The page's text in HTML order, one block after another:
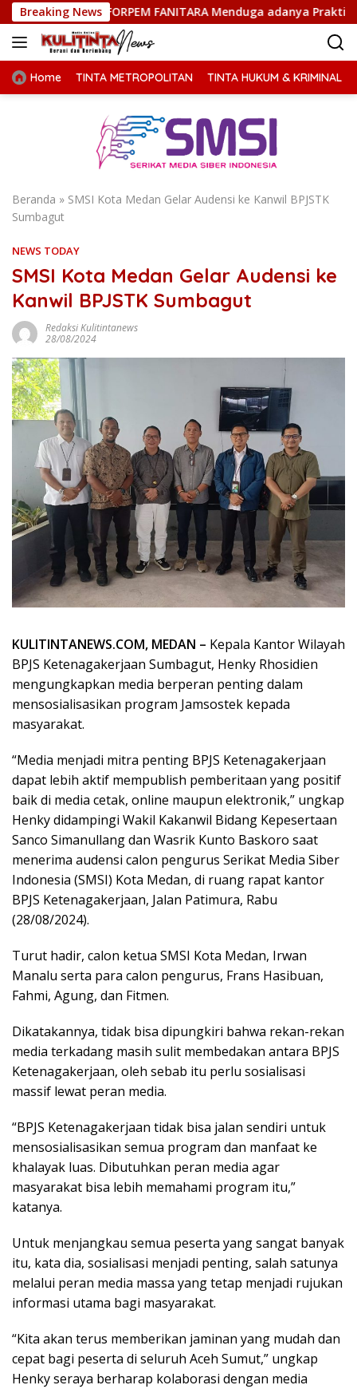
Langsung
ke
konten
Breaking News
FANITARA Menduga adanya Praktik Nepotisme
Home TINTA METROPOLITAN TINTA HUKUM & KRIMINAL
Beranda » SMSI Kota Medan Gelar Audensi ke Kanwil BPJSTK
Sumbagut
NEWS TODAY
SMSI Kota Medan Gelar Audensi ke
Kanwil BPJSTK Sumbagut
Redaksi Kulitintanews
28/08/2024
KULITINTANEWS.COM, MEDAN – Kepala Kantor Wilayah
BPJS Ketenagakerjaan Sumbagut, Henky Rhosidien
mengungkapkan media berperan penting dalam
mensosialisasikan program Jamsostek kepada
masyarakat.
“Media menjadi mitra penting BPJS Ketenagakerjaan
dapat lebih aktif mempublish pemberitaan yang positif
baik di media cetak, online maupun elektronik,” ungkap
Henky didampingi Wakil Kakanwil Bidang Kepesertaan
Sanco Simanullang dan Wasrik Kunto Baskoro saat
menerima audensi calon pengurus Serikat Media Siber
Indonesia (SMSI) Kota Medan, di ruang rapat kantor
BPJS Ketenagakerjaan, Jalan Patimura, Rabu
(28/08/2024).
Turut hadir, calon ketua SMSI Kota Medan, Irwan
Manalu serta para calon pengurus, Frans Hasibuan,
Fahmi, Agung, dan Fitmen.
Dikatakannya, tidak bisa dipungkiri bahwa rekan-rekan
media terkadang masih sulit membedakan antara BPJS
Ketenagakerjaan, oleh sebab itu perlu sosialisasi
massif lewat peran media.
“BPJS Ketenagakerjaan tidak bisa jalan sendiri untuk
mensosialisasikan semua program dan manfaat ke
khalayak luas. Dibutuhkan peran media agar
masyarakat bisa lebih memahami program itu,”
katanya.
Untuk menjangkau semua peserta yang sangat banyak
itu, kata dia, sosialisasi menjadi penting, salah satunya
melalui peran media massa yang tetap menjadi rujukan
informasi utama bagi masyarakat.
“Kita akan terus memberikan jaminan yang mudah dan
cepat bagi peserta di seluruh Aceh Sumut,” ungkap
Henky seraya berharap kolaborasi dengan media